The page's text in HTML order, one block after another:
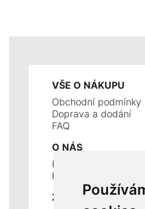
VŠE O NÁKUPU
Obchodní podmínky
Doprava a dodání
FAQ
O NÁS
Kontakty
Historie a současnost
ZÁKLADNÍ ÚDAJE